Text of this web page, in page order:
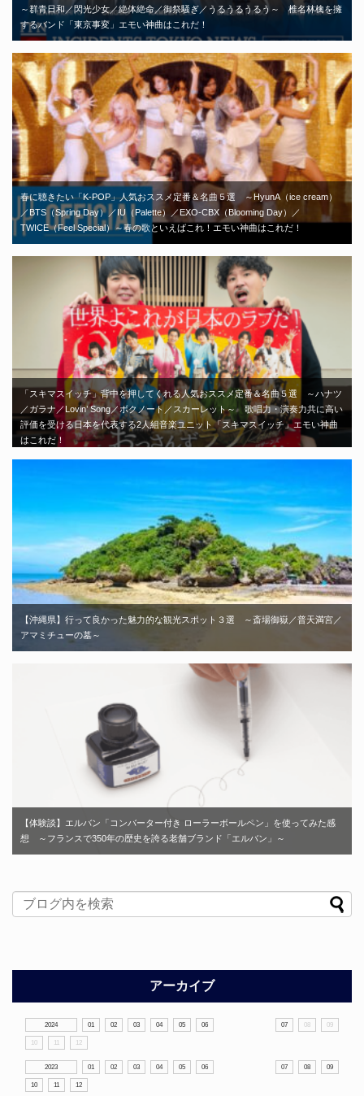
～群青日和／閃光少女／絶体絶命／御祭騒ぎ／うるうるうるう～ 椎名林檎を擁
するバンド「東京事変」エモい神曲はこれだ！
春に聴きたい「K-POP」人気おススメ定番＆名曲５選 ～HyunA（ice cream）
／BTS（Spring Day）／IU（Palette）／EXO-CBX（Blooming Day）／
TWICE（Feel Special）～春の歌といえばこれ！エモい神曲はこれだ！
「スキマスイッチ」背中を押してくれる人気おススメ定番＆名曲５選 ～ハナツ
／ガラナ／Lovin’ Song／ボクノート／スカーレット～ 歌唱力・演奏力共に高い
評価を受ける日本を代表する2人組音楽ユニット「スキマスイッチ」エモい神曲
はこれだ！
【沖縄県】行って良かった魅力的な観光スポット３選 ～斎場御嶽／普天満宮／
アマミチューの墓～
【体験談】エルバン「コンバーター付き ローラーボールペン」を使ってみた感
想 ～フランスで350年の歴史を誇る老舗ブランド「エルバン」～
アーカイブ
2024 01 02 03 04 05 06 07 08 09
10 12
2023 01 02 03 04 05 06 07 08 09
10 11 12